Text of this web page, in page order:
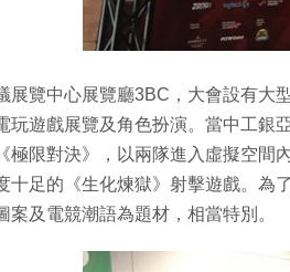
展覽中心展覽廳3BC，大會設有大
玩遊戲展覽及角色扮演。當中工銀
極限對決》，以兩隊進入虛擬空間
十足的《生化煉獄》射擊遊戲。為
案及電競潮語為題材，相當特別。